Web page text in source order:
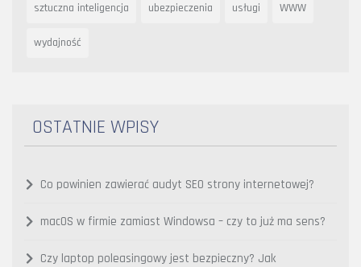
sztuczna inteligencja ubezpieczenia usługi WWW
wydajność
OSTATNIE WPISY
Co powinien zawierać audyt SEO strony internetowej?
macOS w firmie zamiast Windowsa – czy to już ma sens?
Czy laptop poleasingowy jest bezpieczny? Jak